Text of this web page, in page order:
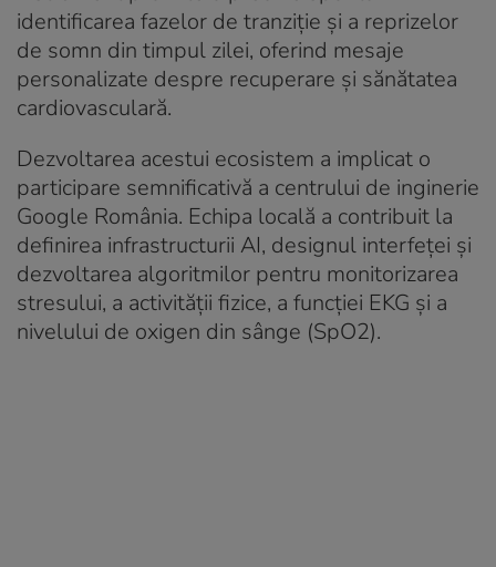
identificarea fazelor de tranziție și a reprizelor
de somn din timpul zilei, oferind mesaje
personalizate despre recuperare și sănătatea
cardiovasculară.
Dezvoltarea acestui ecosistem a implicat o
participare semnificativă a centrului de inginerie
Google România. Echipa locală a contribuit la
definirea infrastructurii AI, designul interfeței și
dezvoltarea algoritmilor pentru monitorizarea
stresului, a activității fizice, a funcției EKG și a
nivelului de oxigen din sânge (SpO2).